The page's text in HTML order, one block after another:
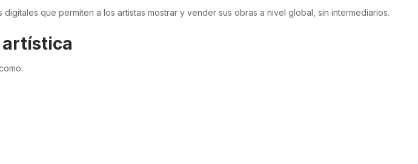
que permiten a los artistas mostrar y vender sus obras a nivel global, sin intermediarios.
artística